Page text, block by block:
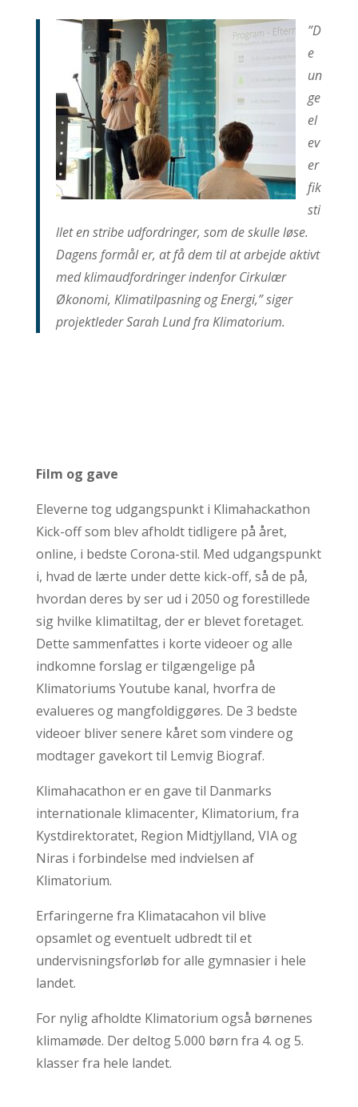
”D
e
un
ge
el
ev
er
fik
sti
llet en stribe udfordringer, som de skulle løse.
Dagens formål er, at få dem til at arbejde aktivt
med klimaudfordringer indenfor Cirkulær
Økonomi, Klimatilpasning og Energi,” siger
projektleder Sarah Lund fra Klimatorium.
Film og gave
Eleverne tog udgangspunkt i Klimahackathon
Kick-off som blev afholdt tidligere på året,
online, i bedste Corona-stil. Med udgangspunkt
i, hvad de lærte under dette kick-off, så de på,
hvordan deres by ser ud i 2050 og forestillede
sig hvilke klimatiltag, der er blevet foretaget.
Dette sammenfattes i korte videoer og alle
indkomne forslag er tilgængelige på
Klimatoriums Youtube kanal, hvorfra de
evalueres og mangfoldiggøres. De 3 bedste
videoer bliver senere kåret som vindere og
modtager gavekort til Lemvig Biograf.
Klimahacathon er en gave til Danmarks
internationale klimacenter, Klimatorium, fra
Kystdirektoratet, Region Midtjylland, VIA og
Niras i forbindelse med indvielsen af
Klimatorium.
Erfaringerne fra Klimatacahon vil blive
opsamlet og eventuelt udbredt til et
undervisningsforløb for alle gymnasier i hele
landet.
For nylig afholdte Klimatorium også børnenes
klimamøde. Der deltog 5.000 børn fra 4. og 5.
klasser fra hele landet.